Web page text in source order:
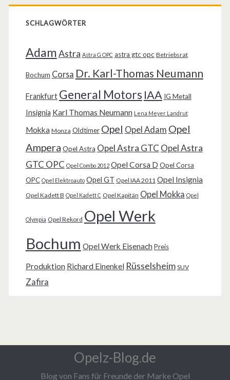
SCHLAGWÖRTER
AdamAstra Astra G OPC astra gtc opc Betriebsrat
Bochum Corsa Dr. Karl-Thomas Neumann
Frankfurt General Motors IAA IG Metall
Insignia Karl Thomas Neumann Lena Meyer Landrut
Mokka Monza Oldtimer Opel Opel Adam Opel
Ampera Opel Astra Opel Astra GTC Opel Astra
GTC OPC Opel Combo 2012 Opel Corsa D Opel Corsa
OPC Opel Elektroauto Opel GT Opel IAA 2011 Opel Insignia
Opel Kadett B Opel Kadett C Opel Kapitän Opel Mokka Opel
Olympia Opel Rekord Opel Werk
Bochum Opel Werk Eisenach Preis
Produktion Richard Einenkel Rüsselsheim SUV
Zafira
Opelz-Blog.de
Blog von Fans für Freunde der Marke Opel